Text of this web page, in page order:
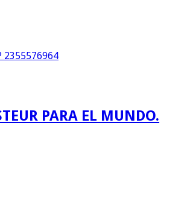
2355576964
PARA EL MUNDO.